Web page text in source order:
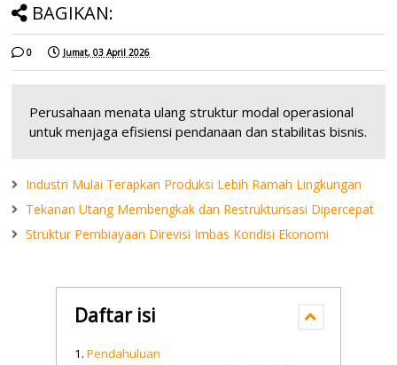
BAGIKAN:
0 Jumat, 03 April 2026
Perusahaan menata ulang struktur modal operasional
untuk menjaga efisiensi pendanaan dan stabilitas bisnis.
Industri Mulai Terapkan Produksi Lebih Ramah Lingkungan
Tekanan Utang Membengkak dan Restrukturisasi Dipercepat
Struktur Pembiayaan Direvisi Imbas Kondisi Ekonomi
Daftar isi
Pendahuluan